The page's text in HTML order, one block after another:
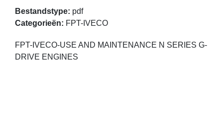
FPT-IVECO-USE AND MAINTENANCE N SERIES G-
DRIVE ENGINES
Bestandstype: pdf
Categorieën: FPT-IVECO